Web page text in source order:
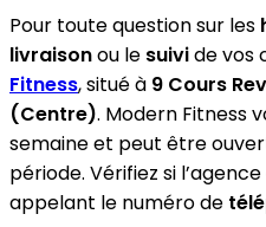
Pour toute question sur les
livraisonou le suivide vos
Fitness, situé à 9 Cours
(Centre). Modern Fitness
semaine et peut être
période. Vérifiez si
appelant le numéro de